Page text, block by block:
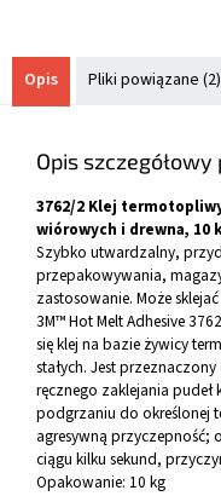
Opis Pliki powiązane (2)
Opis
3762/2 Klej
wiórowych i drewna, 10
Szybko utwardzalny,
przepakowywania,
zastosowanie. Może
3M™ Hot Melt Adhesive
się klej na bazie żywicy
stałych. Jest
ręcznego zaklejania
podgrzaniu do określonej
agresywną przyczepność;
ciągu kilku sekund,
Opakowanie: 10 kg